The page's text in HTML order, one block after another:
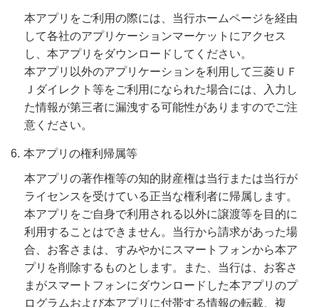
本アプリをご利用の際には、当行ホームページを経由
して各社のアプリケーションマーケットにアクセス
し、本アプリをダウンロードしてください。
本アプリ以外のアプリケーションを利用して三菱ＵＦ
Ｊダイレクト等をご利用になられた場合には、入力し
た情報が第三者に漏洩する可能性がありますのでご注
意ください。
本アプリの権利帰属等
本アプリの著作権等の知的財産権は当行または当行が
ライセンスを受けている正当な権利者に帰属します。
本アプリをご自身で利用される以外に譲渡等を目的に
利用することはできません。当行から請求があった場
合、お客さまは、すみやかにスマートフォンから本ア
プリを削除するものとします。また、当行は、お客さ
まがスマートフォンにダウンロードした本アプリのプ
ログラムおよび本アプリに付帯する情報の転載、複